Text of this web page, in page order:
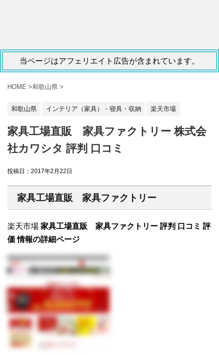
当ページはアフェリエイト広告が含まれています。
HOME >和歌山県 >
和歌山県 インテリア（家具）・寝具・収納 楽天市場
家具工場直販 家具ファクトリー 株式会
社カワシタ 評判 口コミ
投稿日： 2017年2月22日
家具工場直販 家具ファクトリー
楽天市場 家具工場直販 家具ファクトリー 評判 口コミ 評
価 情報の詳細ページ